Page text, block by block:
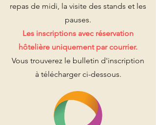
repas de midi, la visite des stands et les
pauses.
Les inscriptions avec réservation
hôtelière uniquement par courrier.
Vous trouverez le bulletin d'inscription
à télécharger ci-dessous.